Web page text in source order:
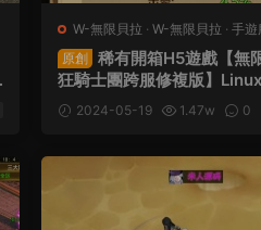
W-無限貝拉 · W-無限貝拉 · 手遊
服務端
原創
稀有開箱H5遊戲【無
狂騎士團跨服修複版】
端+GM授權後台+視頻架設
2024-05-19 1.47w 0